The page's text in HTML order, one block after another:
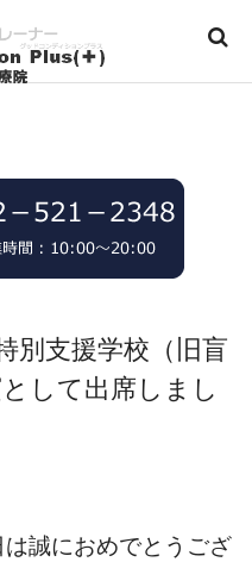
別支援学校（旧盲
して出席しまし
誠におめでとうござ